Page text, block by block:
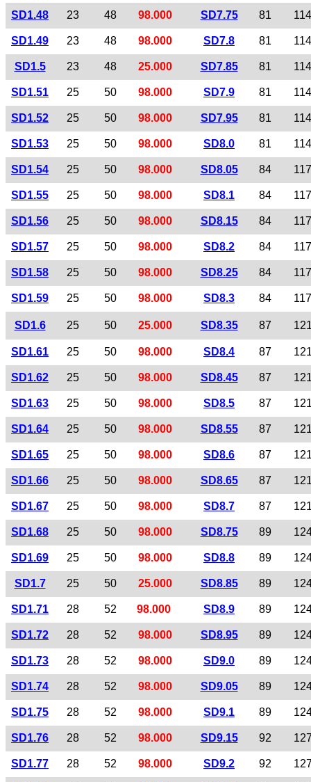
SD1.48 23 48 98.000 SD7.75 81 114
SD1.49 23 48 98.000 SD7.8 81 114
SD1.5 23 48 25.000 SD7.85 81 114
SD1.51 25 50 98.000 SD7.9 81 114
SD1.52 25 50 98.000 SD7.95 81 114
SD1.53 25 50 98.000 SD8.0 81 114
SD1.54 25 50 98.000 SD8.05 84 117
SD1.55 25 50 98.000 SD8.1 84 117
SD1.56 25 50 98.000 SD8.15 84 117
SD1.57 25 50 98.000 SD8.2 84 117
SD1.58 25 50 98.000 SD8.25 84 117
SD1.59 25 50 98.000 SD8.3 84 117
SD1.6 25 50 25.000 SD8.35 87
SD1.61 25 50 98.000 SD8.4 87
SD1.62 25 50 98.000 SD8.45 87
SD1.63 25 50 98.000 SD8.5 87
SD1.64 25 50 98.000 SD8.55 87
SD1.65 25 50 98.000 SD8.6 87
SD1.66 25 50 98.000 SD8.65 87
SD1.67 25 50 98.000 SD8.7 87
SD1.68 25 50 98.000 SD8.75 89
SD1.69 25 50 98.000 SD8.8 89
SD1.7 25 50 25.000 SD8.85 89
SD1.71 28 52 98.000 SD8.9 89
SD1.72 28 52 98.000 SD8.95 89
SD1.73 28 52 98.000 SD9.0 89
SD1.74 28 52 98.000 SD9.05 89
SD1.75 28 52 98.000 SD9.1 89
SD1.76 28 52 98.000 SD9.15 92
SD1.77 28 52 98.000 SD9.2 92